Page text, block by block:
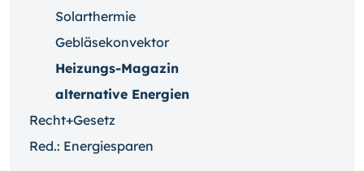
Solarthermie
Gebläsekonvektor
Heizungs-Magazin
alternative Energien
Recht+Gesetz
Red.: Energiesparen